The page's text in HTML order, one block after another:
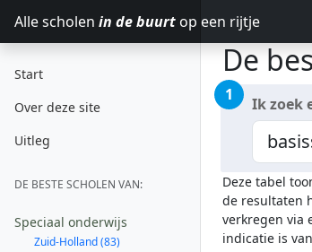
Alle scholen in de buurt op een rijtje
Start
Over deze site
Uitleg
DE BESTE SCHOLEN VAN:
Speciaal onderwijs
Zuid-Holland (83)
De
1 Ik zoek
Deze tabel
de resultaten
verkregen via
indicatie is